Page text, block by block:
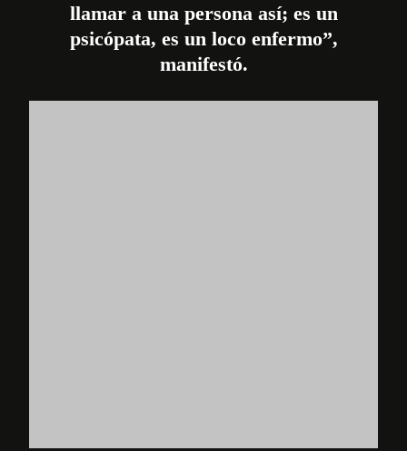
llamar a una persona así; es un
psicópata, es un loco enfermo”,
manifestó.